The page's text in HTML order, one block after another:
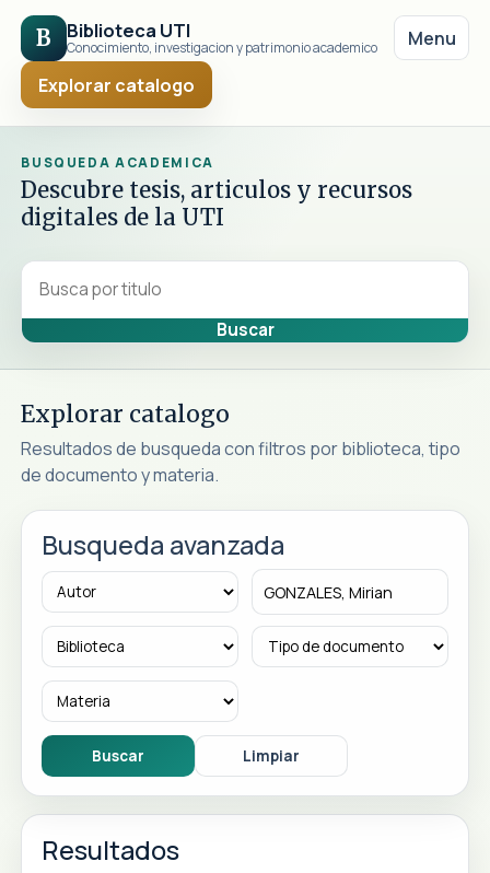
B Biblioteca UTI
Conocimiento, investigacion y patrimonio academico
Menu
Explorar catalogo
BUSQUEDA ACADEMICA
Descubre tesis, articulos y recursos
digitales de la UTI
Explorar catalogo
Resultados de busqueda con filtros por biblioteca, tipo
de documento y materia.
Busqueda avanzada
Resultados